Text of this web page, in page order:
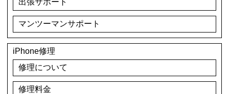
マンツーマンサポート
iPhone修理
修理について
修理料金